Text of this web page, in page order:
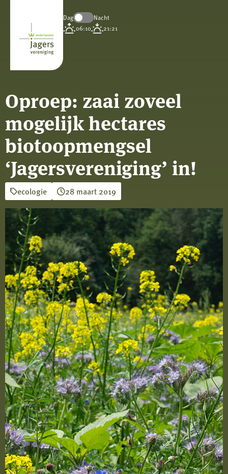
Koninklijke
Nederlandse
Jagersvereniging
Dag
Nacht
06:10
21:21
Oproep: zaai zoveel
mogelijk hectares
biotoopmengsel
‘Jagersvereniging’ in!
ecologie 28 maart 2019